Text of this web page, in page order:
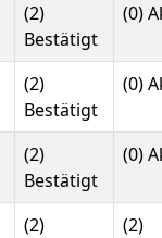
(2)
Bestätigt
(0)
(2)
Bestätigt
(0)
(2)
Bestätigt
(0)
(2)
(2)